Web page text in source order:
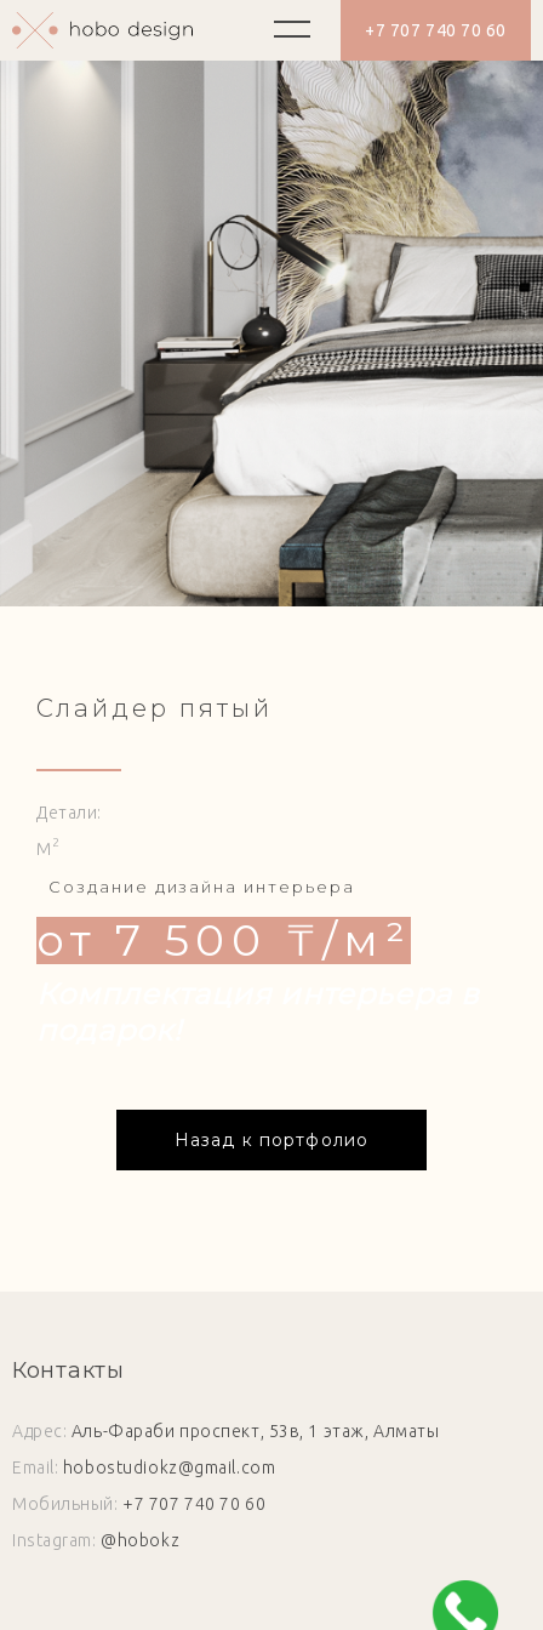
+7 707 740 70 60
Слайдер пятый
Детали:
М 2
Создание дизайна интерьера
от 7 500 ₸/м²
Назад к портфолио
Контакты
Адрес: Аль-Фараби проспект, 53в, 1 этаж, Алматы
Email: hobostudiokz@gmail.com
Мобильный: +7 707 740 70 60
Instagram: @hobokz